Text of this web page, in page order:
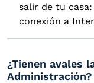
salir de tu
conexión a
¿Tienen avales
Administración?